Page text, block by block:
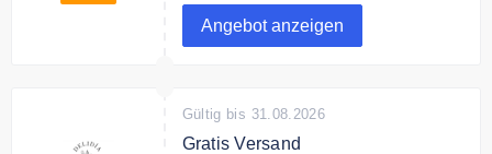
Angebot anzeigen
Gültig bis 31.08.2026
Gratis Versand